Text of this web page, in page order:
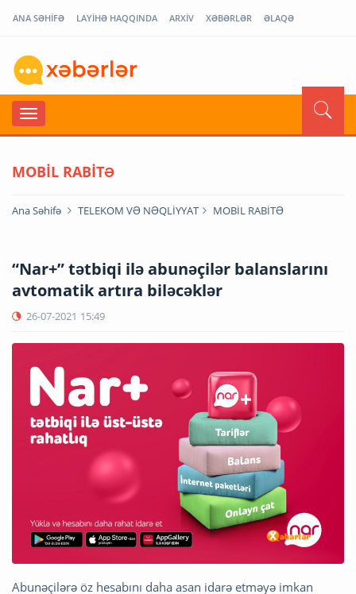
ANA SƏHİFƏ LAYİHƏ HAQQINDA ARXİV XƏBƏRLƏR ƏLAQƏ
MOBİL RABİTƏ
Ana Səhifə TELEKOM VƏ NƏQLİYYAT MOBİL RABİTƏ
“Nar+” tətbiqi ilə abunəçilər balanslarını
avtomatik artıra biləcəklər
26-07-2021 15:49
Abunəçilərə öz hesabını daha asan idarə etməyə imkan